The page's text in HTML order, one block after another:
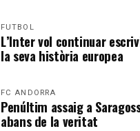
FUTBOL
L’Inter vol continuar
la seva història europea
FC ANDORRA
Penúltim assaig a
abans de la veritat